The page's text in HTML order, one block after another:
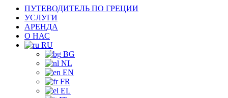
ПУТЕВОДИТЕЛЬ ПО ГРЕЦИИ
УСЛУГИ
АРЕНДА
О НАС
RU
BG
NL
EN
FR
EL